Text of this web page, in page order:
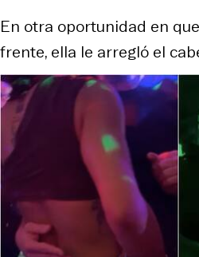
En otra oportunidad en
frente, ella le arregló el